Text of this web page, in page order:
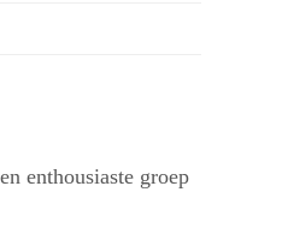
enthousiaste groep